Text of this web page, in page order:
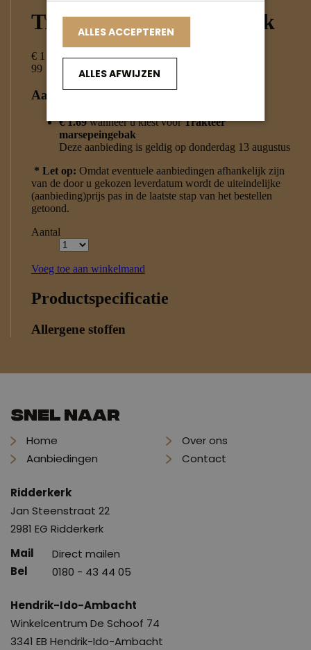
Snel naar
Home
Aanbiedingen
Over ons
Contact
Ridderkerk
Jan Steenstraat 22
2981 EG Ridderkerk
Direct mailen
0180 - 43 44 05
Hendrik-Ido-Ambacht
Winkelcentrum De Schoof 74
3341 EB Hendrik-Ido-Ambacht
ALLES ACCEPTEREN
ALLES AFWIJZEN